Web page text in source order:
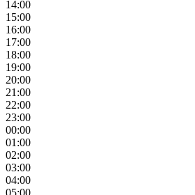
14:00
15:00
16:00
17:00
18:00
19:00
20:00
21:00
22:00
23:00
00:00
01:00
02:00
03:00
04:00
05:00